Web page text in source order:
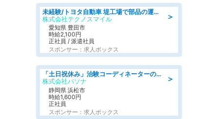
＞
未経験/トヨタ自動車 堤工場で部品の運搬作業/tutumi
株式会社テクノスマイル
愛知県 豊田市
時給2,100円
正社員 / 派遣社員
スポンサー：求人ボックス
＞
「土日祝休み」治験コーディネーターのお仕事/未経験OK
株式会社パソナ
静岡県 浜松市
時給1,600円
正社員
スポンサー：求人ボックス